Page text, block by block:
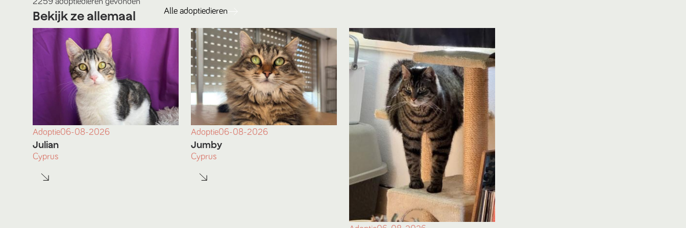
Bekijk ze allemaal Alle adoptiedieren
Adoptie06-08-2026
Julian
Cyprus
Adoptie06-08-2026
Jumby
Cyprus